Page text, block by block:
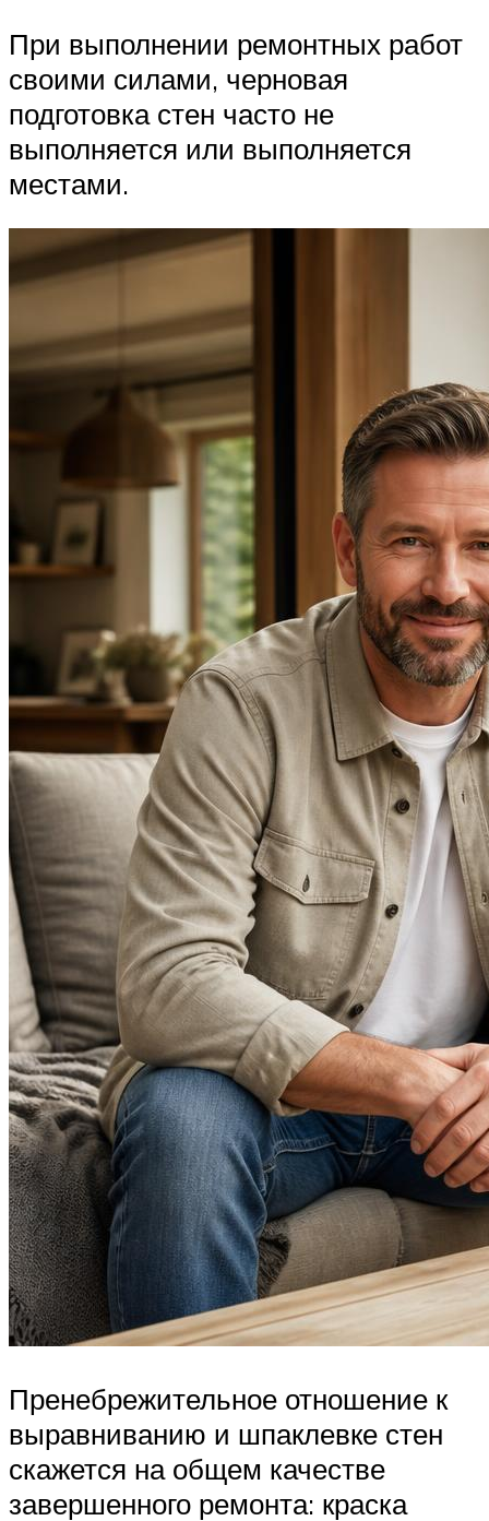
При выполнении ремонтных работ
своими силами, черновая
подготовка стен часто не
выполняется или выполняется
местами.
Пренебрежительное отношение к
выравниванию и шпаклевке стен
скажется на общем качестве
завершенного ремонта: краска